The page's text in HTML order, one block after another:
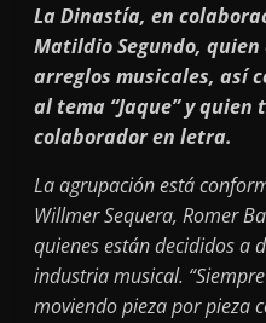
La Dinastía, en
Matildio Segundo,
arreglos musicales, así
al tema “Jaque” y quien
colaborador en letra.
La agrupación está
Willmer Sequera, Romer
quienes están decididos a
industria musical.
moviendo pieza por pieza